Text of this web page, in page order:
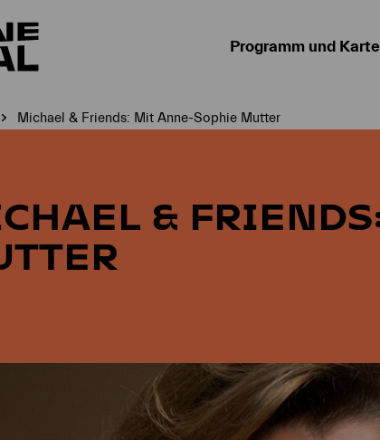
Programm und
Aktuelle Seite:
Michael & Friends: Mit Anne-Sophie Mutter
&